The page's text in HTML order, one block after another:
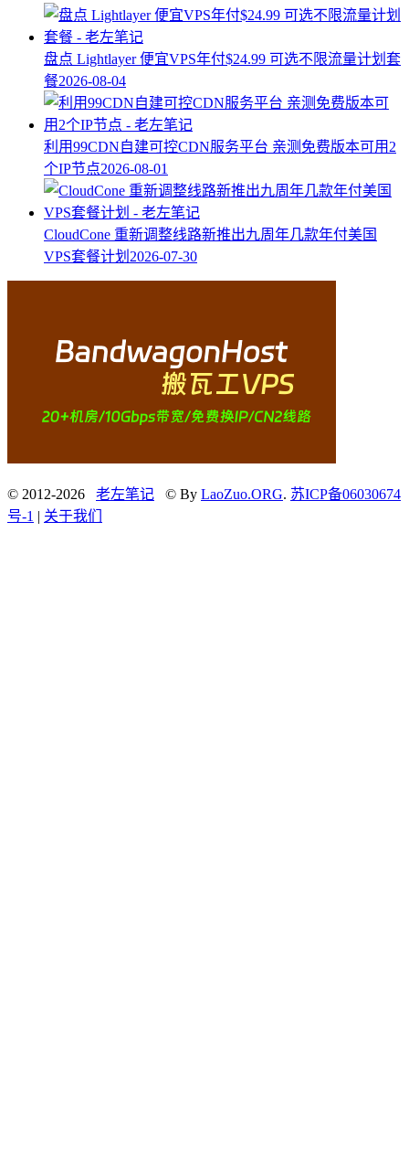
盘点 Lightlayer 便宜VPS年付$24.99 可选不限流量计划套
餐2026-08-04
利用99CDN自建可控CDN服务平台 亲测免费版本可用2
个IP节点2026-08-01
CloudCone 重新调整线路新推出九周年几款年付美国
VPS套餐计划 2026-07-30
© 2012-2026 老左笔记 © By LaoZuo.ORG. 苏ICP备06030674
号-1 | 关于我们